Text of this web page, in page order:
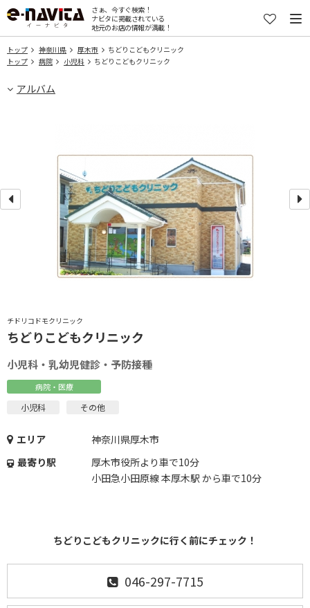
さぁ、今すぐ検索！
ナビタに掲載されている
地元のお店の情報が満載！
トップ 神奈川県 厚木市
ちどりこどもクリニック
トップ
病院 小児科 ちどりこどもクリニック
アルバム
チドリコドモクリニック
ちどりこどもクリニック
小児科・乳幼児健診・予防接種
病院・医療
小児科 その他
エリア
神奈川県厚木市
最寄り駅
厚木市役所より車で10分
小田急小田原線 本厚木駅 から車で10分
ちどりこどもクリニックに行く前にチェック！
046-297-7715